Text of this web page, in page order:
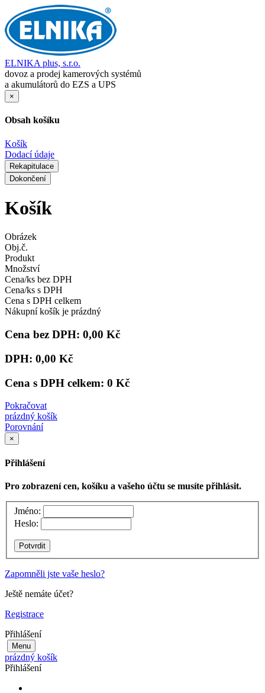
ELNIKA plus, s.r.o.
dovoz a prodej kamerových systémů
a akumulátorů do EZS a UPS
×
Obsah košíku
Košík
Dodací údaje
Rekapitulace
Dokončení
Košík
Obrázek
Obj.č.
Produkt
Množství
Cena/ks bez DPH
Cena/ks s DPH
Cena s DPH celkem
Nákupní košík je prázdný
Cena bez DPH: 0,00 Kč
DPH: 0,00 Kč
Cena s DPH celkem: 0 Kč
Pokračovat
prázdný košík
Porovnání
×
Přihlášení
Pro zobrazení cen, košíku a vašeho účtu se musíte přihlásit.
Jméno:
Heslo:
Zapomněli jste vaše heslo?
Ještě nemáte účet?
Registrace
Přihlášení
Menu
prázdný košík
Přihlášení